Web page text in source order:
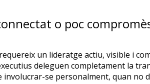
o poc
un lideratge actiu, visible i
deleguen completament la
involucrar-se personalment, quan no